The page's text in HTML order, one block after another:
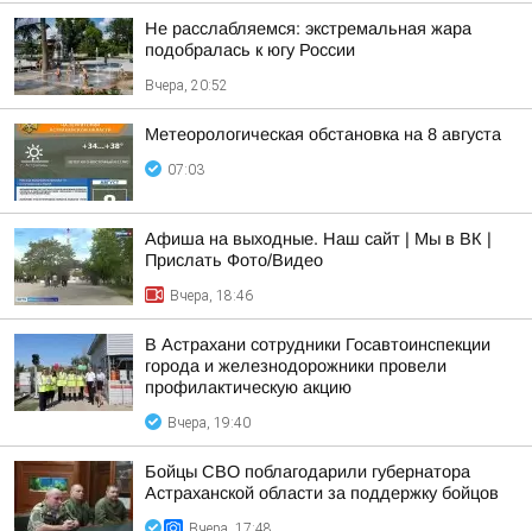
Не расслабляемся: экстремальная жара
подобралась к югу России
Вчера, 20:52
Метеорологическая обстановка на 8 августа
07:03
Афиша на выходные. Наш сайт | Мы в ВК |
Прислать Фото/Видео
Вчера, 18:46
В Астрахани сотрудники Госавтоинспекции
города и железнодорожники провели
профилактическую акцию
Вчера, 19:40
Бойцы СВО поблагодарили губернатора
Астраханской области за поддержку бойцов